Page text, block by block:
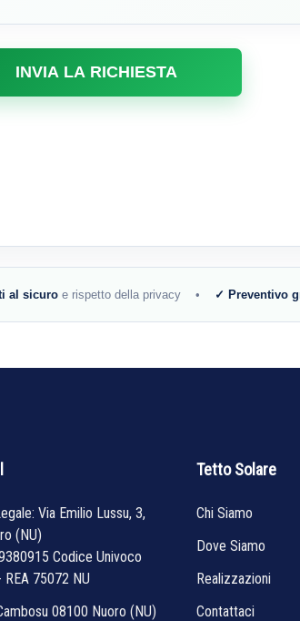
al sicuroe rispetto della privacy • ✓ Preventivo
Via Emilio Lussu, 3,
(NU)
Codice Univoco
REA 75072 NU
08100 Nuoro (NU)
Tetto Solare
Chi Siamo
Dove Siamo
Realizzazioni
Contattaci